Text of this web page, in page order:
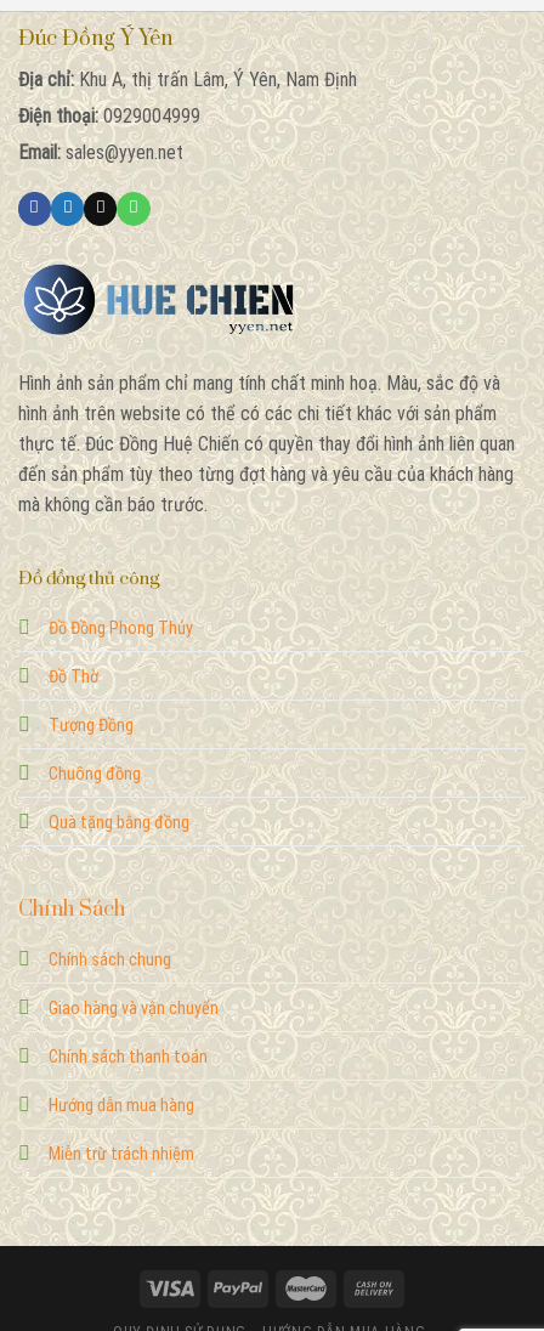
Đúc Đồng Ý Yên
Địa chỉ:Khu A, thị trấn Lâm, Ý Yên, Nam Định
Điện thoại:0929004999
Email: sales@yyen.net
Đồ đồng thủ công
Đồ Đồng Phong Thủy
Đồ Thờ
Tượng Đồng
Chuông đồng
Quà tặng bằng đồng
Chính Sách
Chính sách chung
Giao hàng và vận chuyển
Chính sách thanh toán
Hướng dẫn mua hàng
Miễn trừ trách nhiệm
Hình ảnh sản phẩm chỉ mang tính chất minh hoạ. Màu, sắc độ và
hình ảnh trên website có thể có các chi tiết khác với sản phẩm
thực tế. Đúc Đồng Huệ Chiến có quyền thay đổi hình ảnh liên quan
đến sản phẩm tùy theo từng đợt hàng và yêu cầu của khách hàng
mà không cần báo trước.